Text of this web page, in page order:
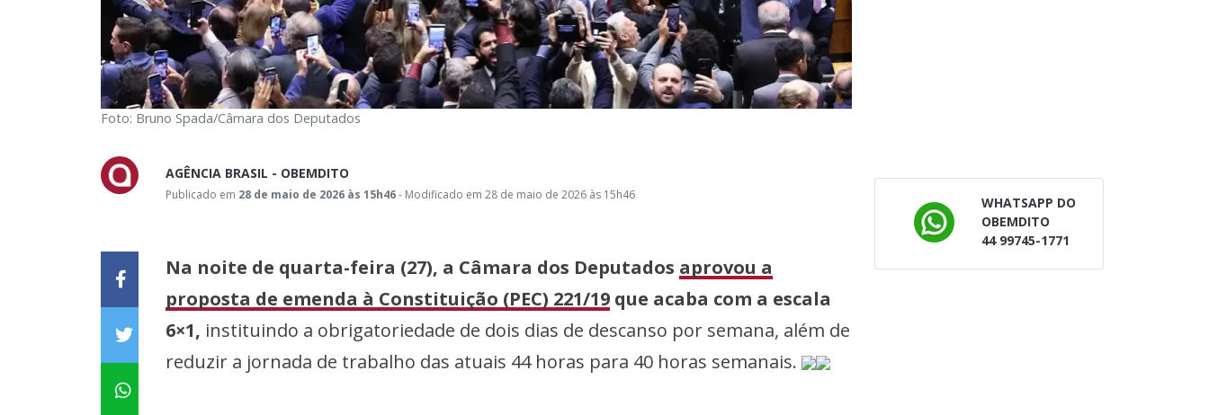
Foto: Bruno Spada/Câmara dos Deputados
AGÊNCIA BRASIL - OBEMDITO
Publicado em 28 de maio de 2026 às 15h46- Modificado em 28 de maio de 2026 às 15h46
Na noite de quarta-feira (27), a Câmara dos Deputados aprovou a
proposta de emenda à Constituição (PEC) 221/19 que acaba com a escala
6×1, instituindo a obrigatoriedade de dois dias de descanso por semana, além de
reduzir a jornada de trabalho das atuais 44 horas para 40 horas semanais.
WHATSAPP DO
OBEMDITO
44 99745-1771